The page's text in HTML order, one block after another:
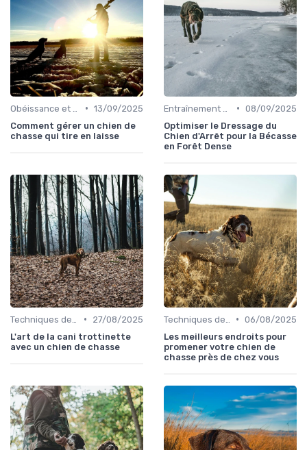
• 13/09/2025
Comment gérer un chien de
chasse qui tire en laisse
• 08/09/2025
Optimiser le Dressage du
Chien d'Arrêt pour la Bécasse
en Forêt Dense
•
27/08/2025
L'art de la cani trottinette
avec un chien de chasse
• 06/08/2025
Les meilleurs endroits pour
promener votre chien de
chasse près de chez vous